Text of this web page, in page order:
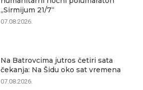
„Sirmijum 21/7“
07.08.2026.
Na Batrovcima jutros četiri sata
čekanja: Na Šidu oko sat vremena
07.08.2026.